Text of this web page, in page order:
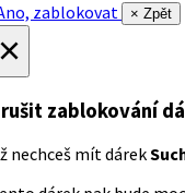
zablokovat
× Zpět
zablokování
nechceš mít dárek